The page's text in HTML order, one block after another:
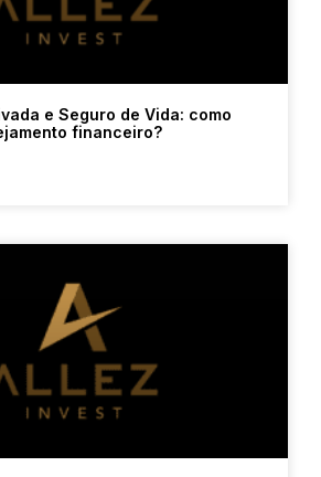
e Seguro de Vida: como
financeiro?